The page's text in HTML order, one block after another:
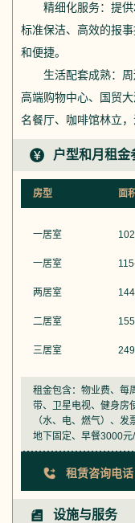
精细化服务：提
标准保洁、高效的报
和便捷。
生活配套成熟：
高端购物中心、国贸
名餐厅、咖啡馆林立
户型和月租金
房型 面
一居室 102
一居室
两居室 144
二居室 155
三居室 249
租金包含：物业费、每
带、卫星电视、健身房
（水、电、燃气）、
地下固定、早餐3000元
租赁咨询电
设施与服务